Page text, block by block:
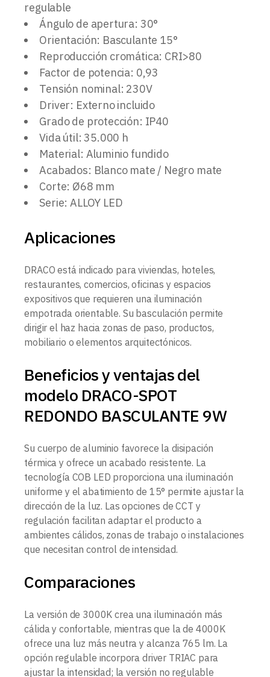
regulable
Ángulo de apertura: 30°
Orientación: Basculante 15°
Reproducción cromática: CRI>80
Factor de potencia: 0,93
Tensión nominal: 230V
Driver: Externo incluido
Grado de protección: IP40
Vida útil: 35.000 h
Material: Aluminio fundido
Acabados: Blanco mate / Negro mate
Corte: Ø68 mm
Serie: ALLOY LED
Aplicaciones
DRACO está indicado para viviendas, hoteles,
restaurantes, comercios, oficinas y espacios
expositivos que requieren una iluminación
empotrada orientable. Su basculación permite
dirigir el haz hacia zonas de paso, productos,
mobiliario o elementos arquitectónicos.
Beneficios y ventajas del
modelo DRACO-SPOT
REDONDO BASCULANTE 9W
Su cuerpo de aluminio favorece la disipación
térmica y ofrece un acabado resistente. La
tecnología COB LED proporciona una iluminación
uniforme y el abatimiento de 15° permite ajustar la
dirección de la luz. Las opciones de CCT y
regulación facilitan adaptar el producto a
ambientes cálidos, zonas de trabajo o instalaciones
que necesitan control de intensidad.
Comparaciones
La versión de 3000K crea una iluminación más
cálida y confortable, mientras que la de 4000K
ofrece una luz más neutra y alcanza 765 lm. La
opción regulable incorpora driver TRIAC para
ajustar la intensidad; la versión no regulable